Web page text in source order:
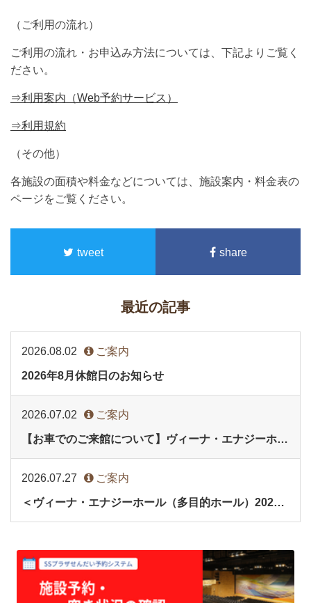
（ご利用の流れ）
ご利用の流れ・お申込み方法については、下記よりご覧く
ださい。
⇒利用案内（Web予約サービス）
⇒利用規約
（その他）
各施設の面積や料金などについては、施設案内・料金表の
ページをご覧ください。
tweet share
最近の記事
2026.08.02 ご案内
2026年8月休館日のお知らせ
2026.07.02 ご案内
【お車でのご来館について】ヴィーナ・エナジーホール(多目的ホール)イベント時
2026.07.27 ご案内
＜ヴィーナ・エナジーホール（多目的ホール）2027年9月分・会議室2027年3月分＞の予約受付を開始します。